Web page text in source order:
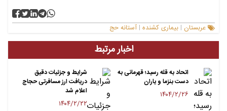
عربستان | بیماری کشنده | آستانه حج
اخبار مرتبط
اتحاد به قله رسید؛ قهرمانی به
دست بنزما و یاران
۱۴۰۴/۲/۲۶
شرایط و جزئیات دقیق
دریافت ارز مسافرتی حجاج
اعلام شد
۱۴۰۴/۲/۲۲